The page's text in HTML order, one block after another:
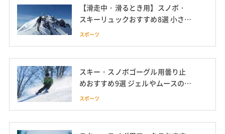
【滑走中・滑るとき用】スノボ・
スキーリュックおすすめ8選 小さめ
や防水タイプも
スポーツ
スキー・スノボゴーグル用曇り止
めおすすめ9選 ジェルやムースの塗
り方も解説
スポーツ